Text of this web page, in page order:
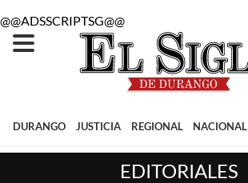
@@ADSSCRIPTSG@@
DURANGO JUSTICIA REGIONAL NACIONAL
EDITORIALES